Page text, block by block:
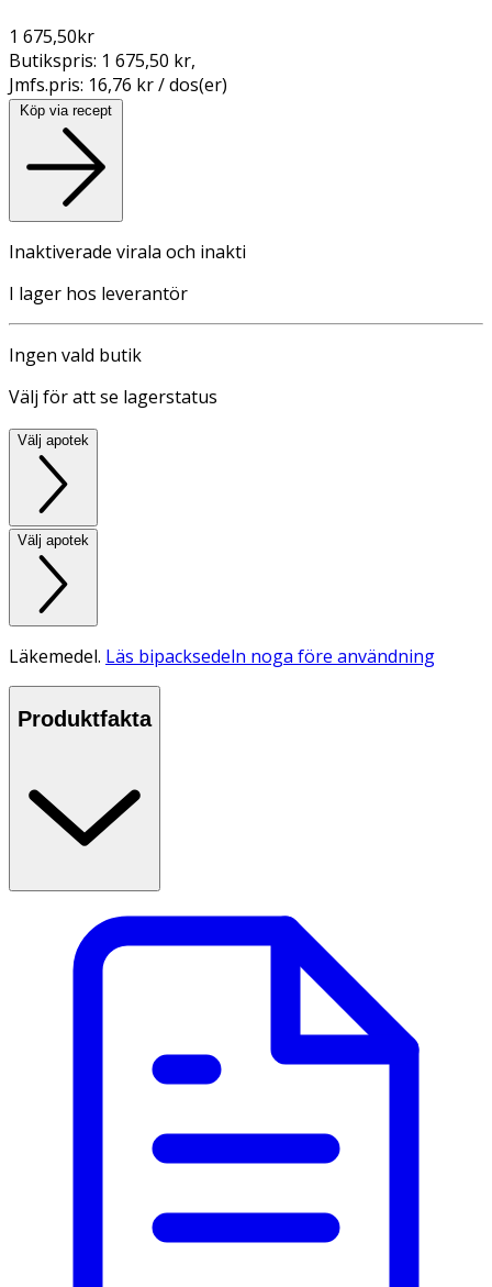
1 675,50kr
Butikspris: 1 675,50 kr,
Jmfs.pris: 16,76 kr / dos(er)
Köp via recept
Inaktiverade virala och inakti
I lager hos leverantör
Ingen vald butik
Välj för att se lagerstatus
Välj apotek
Välj apotek
Läkemedel. Läs bipacksedeln noga före användning
Produktfakta